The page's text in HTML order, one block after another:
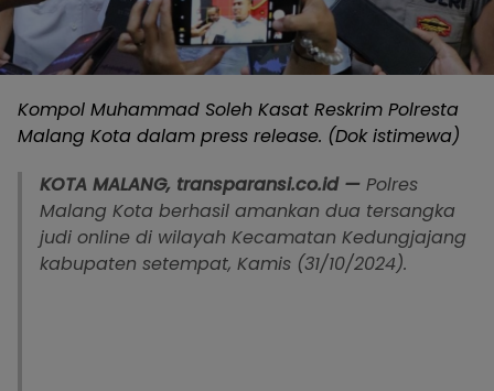
Kompol Muhammad Soleh Kasat Reskrim Polresta
Malang Kota dalam press release. (Dok istimewa)
KOTA MALANG, transparansi.co.id — Polres
Malang Kota berhasil amankan dua tersangka
judi online di wilayah Kecamatan Kedungjajang
kabupaten setempat, Kamis (31/10/2024).